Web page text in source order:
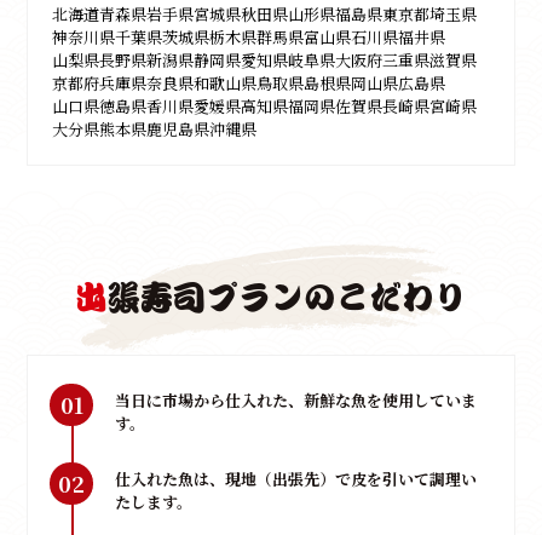
北海道青森県岩手県宮城県秋田県山形県福島県東京都埼玉県
神奈川県千葉県茨城県栃木県群馬県富山県石川県福井県
山梨県長野県新潟県静岡県愛知県岐阜県大阪府三重県滋賀県
京都府兵庫県奈良県和歌山県鳥取県島根県岡山県広島県
山口県徳島県香川県愛媛県高知県福岡県佐賀県長崎県宮崎県
大分県熊本県鹿児島県沖縄県
出張寿司プランのこだわり
01
当日に市場から仕入れた、新鮮な魚を使用していま
す。
02
仕入れた魚は、現地（出張先）で皮を引いて調理い
たします。